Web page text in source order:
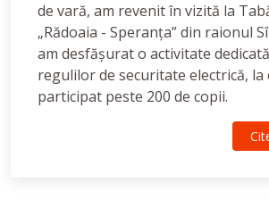
de vară, am revenit în vizită la
„Rădoaia - Speranța” din raionul
am desfășurat o activitate
regulilor de securitate electrică, la
participat peste 200 de copii.